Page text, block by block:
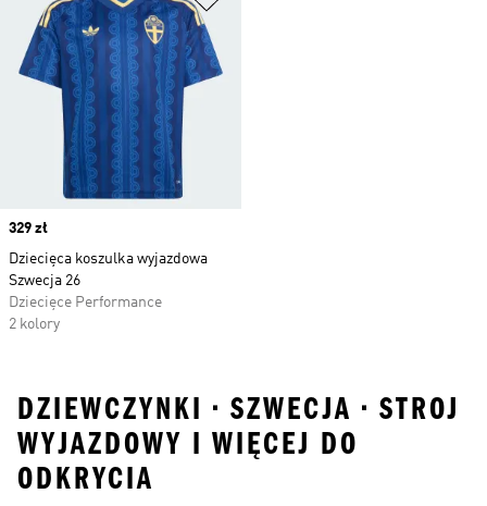
Price
329 zł
Dziecięca koszulka wyjazdowa
Szwecja 26
Dziecięce Performance
2 kolory
DZIEWCZYNKI • SZWECJA • STROJ
WYJAZDOWY I WIĘCEJ DO
ODKRYCIA